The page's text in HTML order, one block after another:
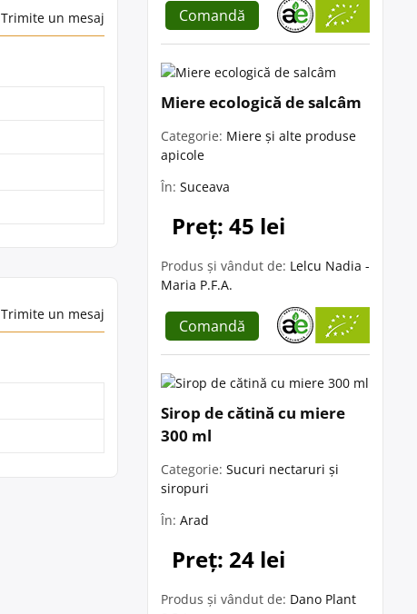
Trimite un mesaj
Trimite un mesaj
Comandă
Miere ecologică de salcâm
Categorie: Miere și alte produse
apicole
În: Suceava
Preț: 45 lei
Produs și vândut de: Lelcu Nadia -
Maria P.F.A.
Comandă
Sirop de cătină cu miere
300 ml
Categorie: Sucuri nectaruri și
siropuri
În: Arad
Preț: 24 lei
Produs și vândut de: Dano Plant